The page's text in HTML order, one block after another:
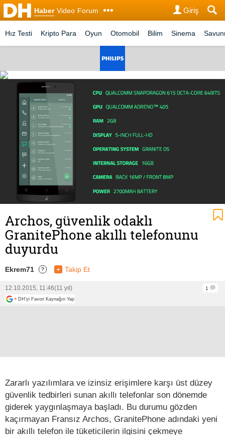
Haber Video Forum Giriş
Hız Testi Kripto Para Oyun Otomobil Bilim Sinema
Archos, güvenlik odaklı
GranitePhone akıllı telefonunu
duyurdu
Ekrem71 ? + Takip Et
12.10.2015, 11:46(11 yıl)
1
+ DH'yi Favori Kaynağın Yap
Zararlı yazılımlara ve izinsiz erişimlere karşı üst düzey
güvenlik tedbirleri sunan akıllı telefonlar son dönemde
giderek yaygınlaşmaya başladı. Bu durumu gözden
kaçırmayan Fransız Archos, GranitePhone adındaki yeni
bir akıllı telefon ile tüketicilerin ilgisini çekmeye